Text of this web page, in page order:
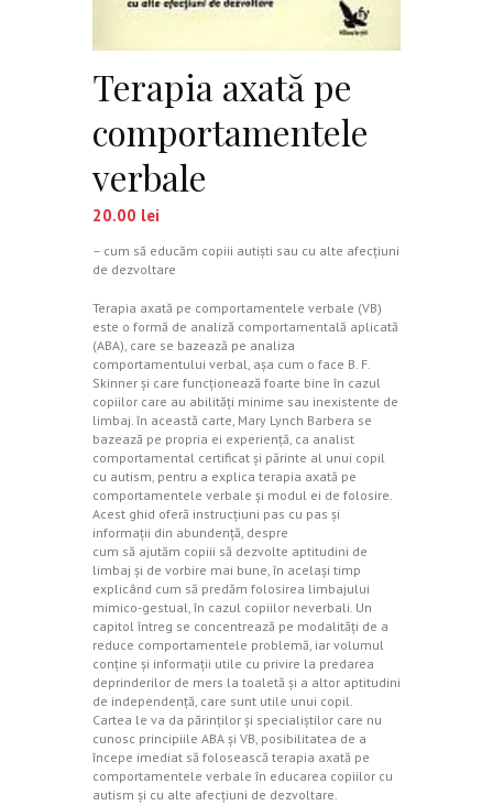
Terapia axată pe
comportamentele
verbale
20.00 lei
– cum să educăm copiii autişti sau cu alte afecţiuni
de dezvoltare
Terapia axată pe comportamentele verbale (VB)
este o formă de analiză comportamentală aplicată
(ABA), care se bazează pe analiza
comportamentului verbal, aşa cum o face B. F.
Skinner şi care funcţionează foarte bine în cazul
copiilor care au abilităţi minime sau inexistente de
limbaj. în această carte, Mary Lynch Barbera se
bazează pe propria ei experienţă, ca analist
comportamental certificat şi părinte al unui copil
cu autism, pentru a explica terapia axată pe
comportamentele verbale şi modul ei de folosire.
Acest ghid oferă instrucţiuni pas cu pas şi
informaţii din abundenţă, despre
cum să ajutăm copiii să dezvolte aptitudini de
limbaj şi de vorbire mai bune, în acelaşi timp
explicând cum să predăm folosirea limbajului
mimico-gestual, în cazul copiilor neverbali. Un
capitol întreg se concentrează pe modalităţi de a
reduce comportamentele problemă, iar volumul
conţine şi informaţii utile cu privire la predarea
deprinderilor de mers la toaletă şi a altor aptitudini
de independenţă, care sunt utile unui copil.
Cartea le va da părinţilor şi specialiştilor care nu
cunosc principiile ABA şi VB, posibilitatea de a
începe imediat să folosească terapia axată pe
comportamentele verbale în educarea copiilor cu
autism şi cu alte afecţiuni de dezvoltare.